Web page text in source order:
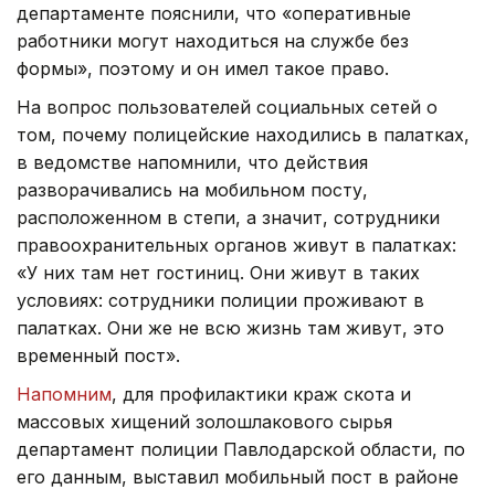
департаменте пояснили, что «оперативные
работники могут находиться на службе без
формы», поэтому и он имел такое право.
На вопрос пользователей социальных сетей о
том, почему полицейские находились в палатках,
в ведомстве напомнили, что действия
разворачивались на мобильном посту,
расположенном в степи, а значит, сотрудники
правоохранительных органов живут в палатках:
«У них там нет гостиниц. Они живут в таких
условиях: сотрудники полиции проживают в
палатках. Они же не всю жизнь там живут, это
временный пост».
Напомним, для профилактики краж скота и
массовых хищений золошлакового сырья
департамент полиции Павлодарской области, по
его данным, выставил мобильный пост в районе